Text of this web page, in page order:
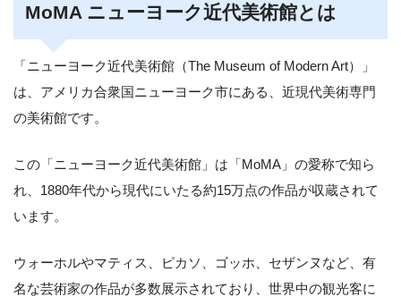
MoMA ニューヨーク近代美術館とは
「ニューヨーク近代美術館（The Museum of Modern Art）」
は、アメリカ合衆国ニューヨーク市にある、近現代美術専門
の美術館です。
この「ニューヨーク近代美術館」は「MoMA」の愛称で知ら
れ、1880年代から現代にいたる約15万点の作品が収蔵されて
います。
ウォーホルやマティス、ピカソ、ゴッホ、セザンヌなど、有
名な芸術家の作品が多数展示されており、世界中の観光客に